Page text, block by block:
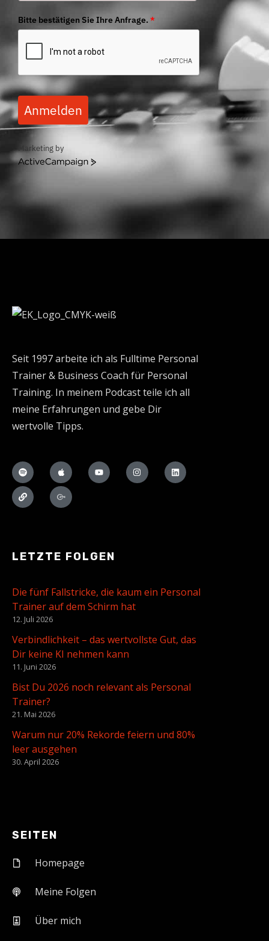
Bitte bestätigen Sie Ihre Anfrage. *
Anmelden
Marketing by
ActiveCampaign
Seit 1997 arbeite ich als Fulltime Personal
Trainer & Business Coach für Personal
Training. In meinem Podcast teile ich all
meine Erfahrungen und gebe Dir
wertvolle Tipps.
LETZTE FOLGEN
Die fünf Fallstricke, die kaum ein Personal
Trainer auf dem Schirm hat
12. Juli 2026
Verbindlichkeit – das wertvollste Gut, das
Dir keine KI nehmen kann
11. Juni 2026
Bist Du 2026 noch relevant als Personal
Trainer?
21. Mai 2026
Warum nur 20% Rekorde feiern und 80%
leer ausgehen
30. April 2026
SEITEN
Homepage
Meine Folgen
Über mich